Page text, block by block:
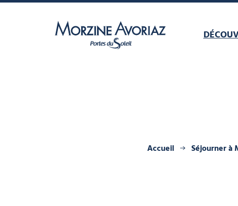
Accueil Séjourner à